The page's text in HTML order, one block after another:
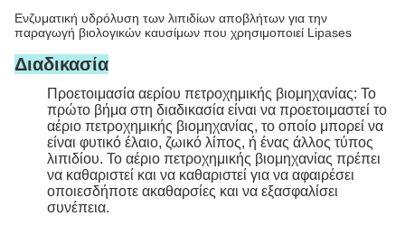
Ενζυματική υδρόλυση των λιπιδίων αποβλήτων για την
παραγωγή βιολογικών καυσίμων που χρησιμοποιεί Lipases
Διαδικασία
Προετοιμασία αερίου πετροχημικής βιομηχανίας: Το
πρώτο βήμα στη διαδικασία είναι να προετοιμαστεί το
αέριο πετροχημικής βιομηχανίας, το οποίο μπορεί να
είναι φυτικό έλαιο, ζωικό λίπος, ή ένας άλλος τύπος
λιπιδίου. Το αέριο πετροχημικής βιομηχανίας πρέπει
να καθαριστεί και να καθαριστεί για να αφαιρέσει
οποιεσδήποτε ακαθαρσίες και να εξασφαλίσει
συνέπεια.